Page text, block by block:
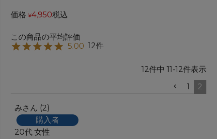
価格 ¥4,950税込
5.00 12
12件中 11-12件表示
1
2
み
2
購入者
20代 女性